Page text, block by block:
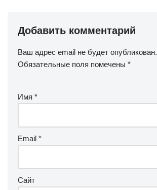
Добавить комментарий
Ваш адрес email не будет опубликован.
Обязательные поля помечены *
Имя *
Email *
Сайт